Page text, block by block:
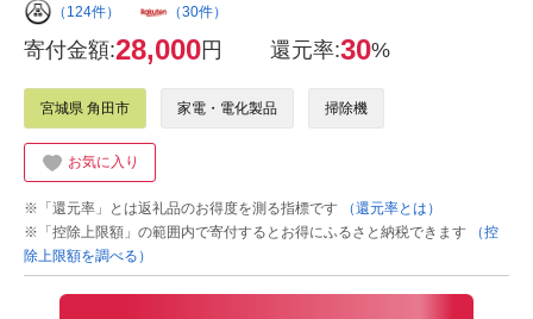
（124件） （30件）
寄付金額:28,000円 還元率:30%
宮城県 角田市 家電・電化製品 掃除機
お気に入り
※「還元率」とは返礼品のお得度を測る指標です
（還元率とは）
※「控除上限額」の範囲内で寄付するとお得にふるさと納税できます
（控
除上限額を調べる）